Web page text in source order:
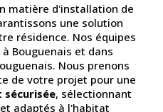
matière d'installation de
une solution
résidence. Nos équipes
Bouguenais et dans
Nous prenons
de votre projet pour une
, sélectionnant
adaptés à l'habitat